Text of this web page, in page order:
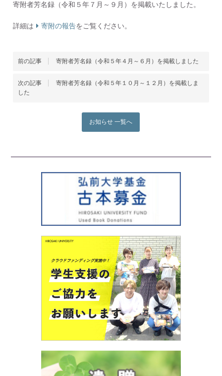
寄附者芳名録（令和５年７月～９月）を掲載いたしました。
詳細は 寄附の報告をご覧ください。
前の記事 寄附者芳名録（令和５年４月～６月）を掲載しました
次の記事
寄附者芳名録（令和５年１０月～１２月）を掲載しま
した
お知らせ 一覧へ